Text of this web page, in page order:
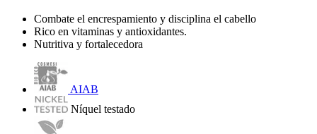
Combate el encrespamiento y disciplina el cabello
Rico en vitaminas y antioxidantes.
Nutritiva y fortalecedora
AIAB
Níquel testado